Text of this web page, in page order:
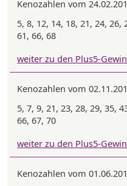
Kenozahlen vom
5, 8, 12, 14, 18, 21, 24, 26,
61, 66, 68
weiter zu den Plus5-
Kenozahlen vom
5, 7, 9, 21, 23, 28, 29, 35,
66, 67, 70
weiter zu den Plus5-
Kenozahlen vom